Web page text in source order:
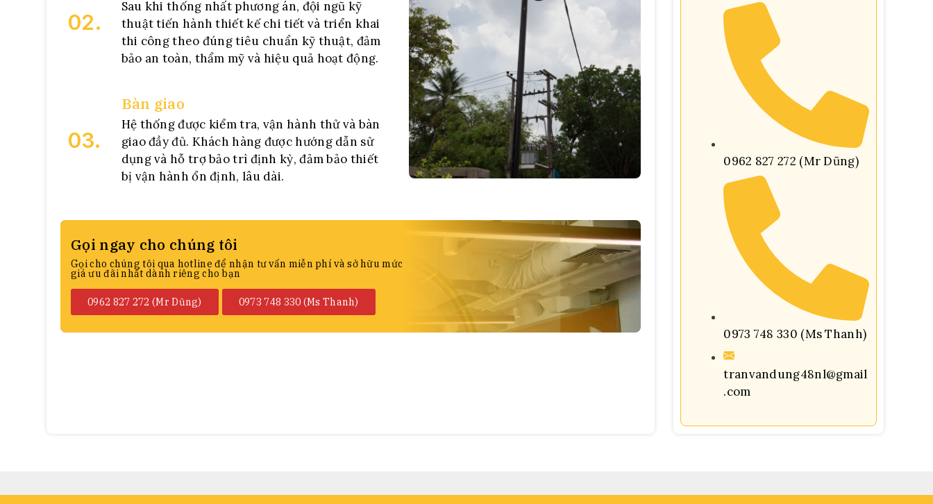
02.
Sau khi thống nhất phương án, đội ngũ kỹ
thuật tiến hành thiết kế chi tiết và triển khai
thi công theo đúng tiêu chuẩn kỹ thuật, đảm
bảo an toàn, thẩm mỹ và hiệu quả hoạt động.
03.
Bàn giao
Hệ thống được kiểm tra, vận hành thử và bàn
giao đầy đủ. Khách hàng được hướng dẫn sử
dụng và hỗ trợ bảo trì định kỳ, đảm bảo thiết
bị vận hành ổn định, lâu dài.
Gọi ngay cho chúng tôi
Gọi cho chúng tôi qua hotline để nhận tư vấn miễn phí và sở hữu mức
giá ưu đãi nhất dành riêng cho bạn
0962 827 272 (Mr Dũng) 0973 748 330 (Ms Thanh)
0962 827 272 (Mr Dũng)
0973 748 330 (Ms Thanh)
tranvandung48nl@gmail
.com